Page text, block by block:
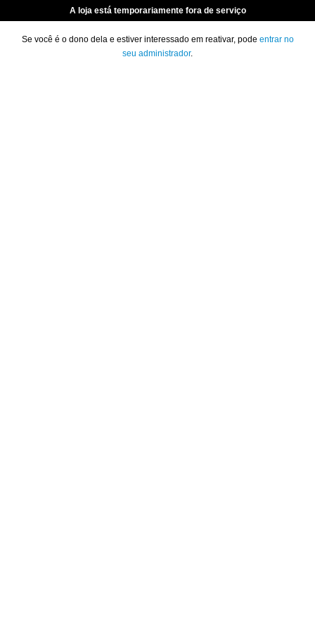
A loja está temporariamente fora de serviço
Se você é o dono dela e estiver interessado em reativar, pode entrar no
seu administrador.